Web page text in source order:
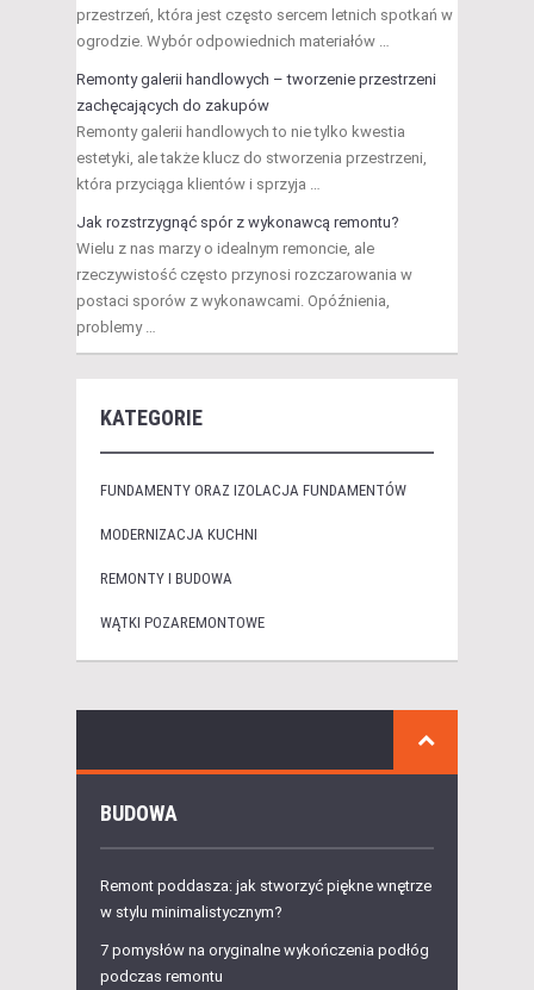
przestrzeń, która jest często sercem letnich spotkań w
ogrodzie. Wybór odpowiednich materiałów …
Remonty galerii handlowych – tworzenie przestrzeni
zachęcających do zakupów
Remonty galerii handlowych to nie tylko kwestia
estetyki, ale także klucz do stworzenia przestrzeni,
która przyciąga klientów i sprzyja …
Jak rozstrzygnąć spór z wykonawcą remontu?
Wielu z nas marzy o idealnym remoncie, ale
rzeczywistość często przynosi rozczarowania w
postaci sporów z wykonawcami. Opóźnienia,
problemy …
KATEGORIE
FUNDAMENTY ORAZ IZOLACJA FUNDAMENTÓW
MODERNIZACJA KUCHNI
REMONTY I BUDOWA
WĄTKI POZAREMONTOWE
BUDOWA
Remont poddasza: jak stworzyć piękne wnętrze
w stylu minimalistycznym?
7 pomysłów na oryginalne wykończenia podłóg
podczas remontu